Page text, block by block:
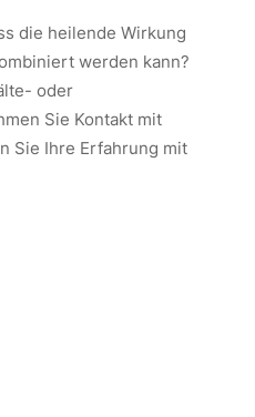
die heilende Wirkung
werden kann?
oder
Sie Kontakt mit
Sie Ihre Erfahrung mit